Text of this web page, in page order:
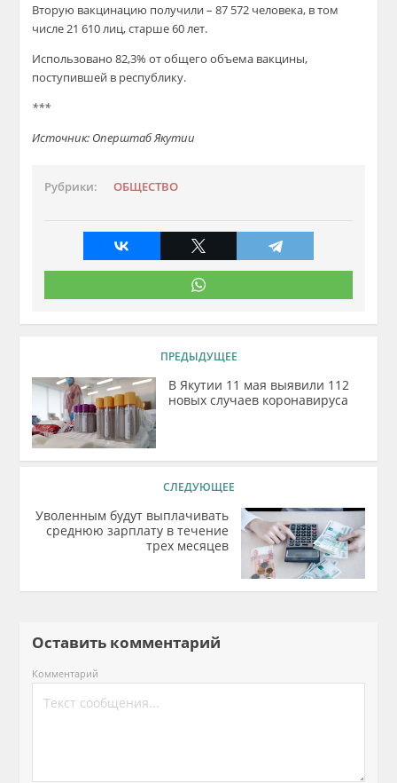
Вторую вакцинацию получили – 87 572 человека, в том
числе 21 610 лиц, старше 60 лет.
Использовано 82,3% от общего объема вакцины,
поступившей в республику.
***
Источник: Оперштаб Якутии
Рубрики: ОБЩЕСТВО
ПРЕДЫДУЩЕЕ
В Якутии 11 мая выявили 112
новых случаев коронавируса
СЛЕДУЮЩЕЕ
Уволенным будут выплачивать
среднюю зарплату в течение
трех месяцев
Оставить комментарий
Комментарий